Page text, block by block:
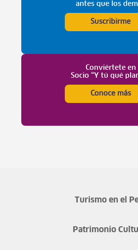
antes que los
Suscribirme
Conviértete en
Socio “Y tú qué
Conoce más
Turismo en el
Patrimonio